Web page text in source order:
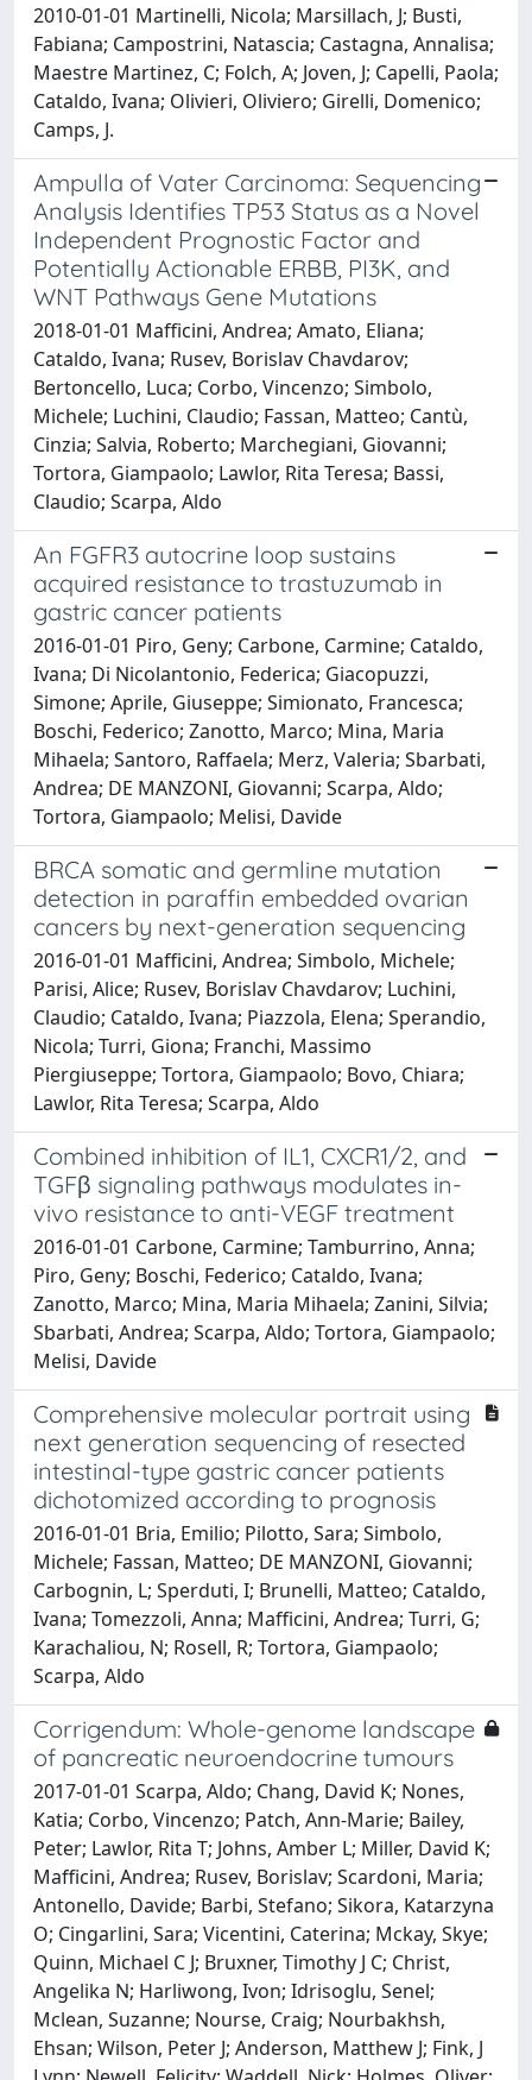
2010-01-01 Martinelli, Nicola; Marsillach, J; Busti,
Fabiana; Campostrini, Natascia; Castagna, Annalisa;
Maestre Martinez, C; Folch, A; Joven, J; Capelli, Paola;
Cataldo, Ivana; Olivieri, Oliviero; Girelli, Domenico;
Camps, J.
Ampulla of Vater Carcinoma: Sequencing
Analysis Identifies TP53 Status as a Novel
Independent Prognostic Factor and
Potentially Actionable ERBB, PI3K, and
WNT Pathways Gene Mutations
2018-01-01 Mafficini, Andrea; Amato, Eliana;
Cataldo, Ivana; Rusev, Borislav Chavdarov;
Bertoncello, Luca; Corbo, Vincenzo; Simbolo,
Michele; Luchini, Claudio; Fassan, Matteo; Cantù,
Cinzia; Salvia, Roberto; Marchegiani, Giovanni;
Tortora, Giampaolo; Lawlor, Rita Teresa; Bassi,
Claudio; Scarpa, Aldo
An FGFR3 autocrine loop sustains
acquired resistance to trastuzumab in
gastric cancer patients
2016-01-01 Piro, Geny; Carbone, Carmine; Cataldo,
Ivana; Di Nicolantonio, Federica; Giacopuzzi,
Simone; Aprile, Giuseppe; Simionato, Francesca;
Boschi, Federico; Zanotto, Marco; Mina, Maria
Mihaela; Santoro, Raffaela; Merz, Valeria; Sbarbati,
Andrea; DE MANZONI, Giovanni; Scarpa, Aldo;
Tortora, Giampaolo; Melisi, Davide
BRCA somatic and germline mutation
detection in paraffin embedded ovarian
cancers by next-generation sequencing
2016-01-01 Mafficini, Andrea; Simbolo, Michele;
Parisi, Alice; Rusev, Borislav Chavdarov; Luchini,
Claudio; Cataldo, Ivana; Piazzola, Elena; Sperandio,
Nicola; Turri, Giona; Franchi, Massimo
Piergiuseppe; Tortora, Giampaolo; Bovo, Chiara;
Lawlor, Rita Teresa; Scarpa, Aldo
Combined inhibition of IL1, CXCR1/2, and
TGFβ signaling pathways modulates in-
vivo resistance to anti-VEGF treatment
2016-01-01 Carbone, Carmine; Tamburrino, Anna;
Piro, Geny; Boschi, Federico; Cataldo, Ivana;
Zanotto, Marco; Mina, Maria Mihaela; Zanini, Silvia;
Sbarbati, Andrea; Scarpa, Aldo; Tortora, Giampaolo;
Melisi, Davide
Comprehensive molecular portrait using
next generation sequencing of resected
intestinal-type gastric cancer patients
dichotomized according to prognosis
2016-01-01 Bria, Emilio; Pilotto, Sara; Simbolo,
Michele; Fassan, Matteo; DE MANZONI, Giovanni;
Carbognin, L; Sperduti, I; Brunelli, Matteo; Cataldo,
Ivana; Tomezzoli, Anna; Mafficini, Andrea; Turri, G;
Karachaliou, N; Rosell, R; Tortora, Giampaolo;
Scarpa, Aldo
Corrigendum: Whole-genome landscape
of pancreatic neuroendocrine tumours
2017-01-01 Scarpa, Aldo; Chang, David K; Nones,
Katia; Corbo, Vincenzo; Patch, Ann-Marie; Bailey,
Peter; Lawlor, Rita T; Johns, Amber L; Miller, David K;
Mafficini, Andrea; Rusev, Borislav; Scardoni, Maria;
Antonello, Davide; Barbi, Stefano; Sikora, Katarzyna
O; Cingarlini, Sara; Vicentini, Caterina; Mckay, Skye;
Quinn, Michael C J; Bruxner, Timothy J C; Christ,
Angelika N; Harliwong, Ivon; Idrisoglu, Senel;
Mclean, Suzanne; Nourse, Craig; Nourbakhsh,
Ehsan; Wilson, Peter J; Anderson, Matthew J; Fink, J